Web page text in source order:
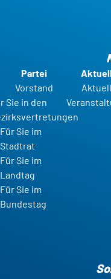
Partei
Vorstand
Sie in den
Für Sie im
Stadtrat
Für Sie im
Landtag
Für Sie im
Bundestag